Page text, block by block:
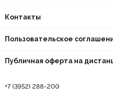
Контакты
Пользовательское
Публичная оферта на
+7 (3952) 288-200